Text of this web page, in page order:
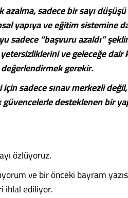
sadece bir sayı
yapıya ve eğitim sistemine
sadece “başvuru azaldı”
ve geleceğe dair
gerekir.
sadece sınav merkezli
desteklenen bir
özlüyoruz.
ve bir önceki bayram
ihlal ediliyor.